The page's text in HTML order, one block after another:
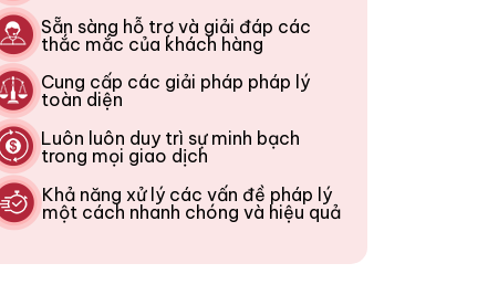
Sẵn sàng hỗ trợ và giải đáp các
thắc mắc của khách hàng
Cung cấp các giải pháp pháp lý
toàn diện
Luôn luôn duy trì sự minh bạch
trong mọi giao dịch
Khả năng xử lý các vấn đề pháp lý
một cách nhanh chóng và hiệu quả